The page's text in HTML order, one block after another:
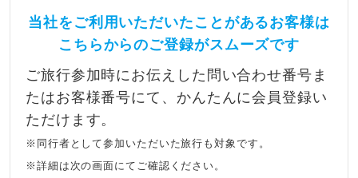
当社をご利用いただいたことがあるお客様は
こちらからのご登録がスムーズです
ご旅行参加時にお伝えした問い合わせ番号ま
たはお客様番号にて、かんたんに会員登録い
ただけます。
※同行者として参加いただいた旅行も対象です。
※詳細は次の画面にてご確認ください。